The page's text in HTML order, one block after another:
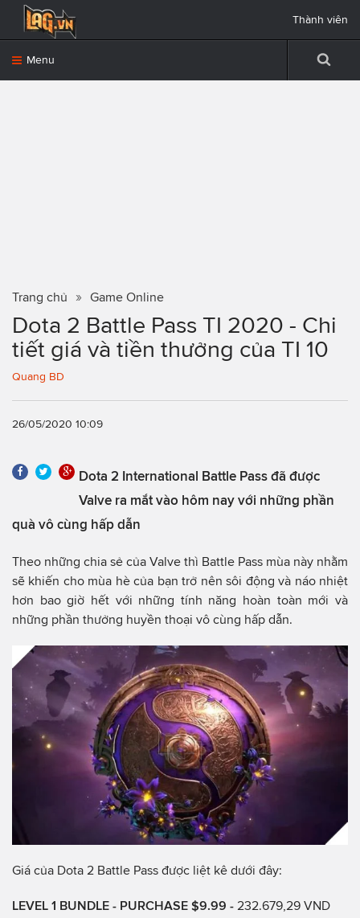
Menu
Thành viên
Trang chủ Game Online
Dota 2 Battle Pass TI 2020 - Chi
tiết giá và tiền thưởng của TI 10
Quang BD
26/05/2020 10:09
Dota 2 International Battle Pass đã được
Valve ra mắt vào hôm nay với những phần
quà vô cùng hấp dẫn
Theo những chia sẻ của Valve thì Battle Pass mùa này nhằm
sẽ khiến cho mùa hè của bạn trở nên sôi động và náo nhiệt
hơn bao giờ hết với những tính năng hoàn toàn mới và
những phần thưởng huyền thoại vô cùng hấp dẫn.
Giá của Dota 2 Battle Pass được liệt kê dưới đây:
LEVEL 1 BUNDLE - PURCHASE $9.99 - 232.679,29 VND